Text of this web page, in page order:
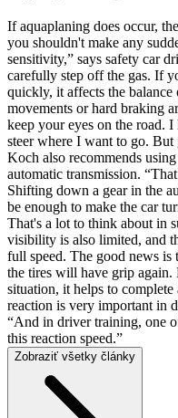
If aquaplaning does occur,
you shouldn't make any
sensitivity,” says safety car
carefully step off the gas. If
quickly, it affects the
movements or hard braking
keep your eyes on the road.
steer where I want to go.
Koch also recommends
automatic transmission.
Shifting down a gear in the
be enough to make the car
That's a lot to think about in
visibility is also limited, and
full speed. The good news
the tires will have grip
situation, it helps to
reaction is very important in
“And in driver training, one
this reaction speed.”
Zobraziť všetky články